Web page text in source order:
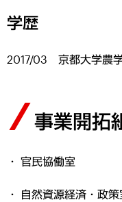
学歴
2017/03 京都大学農
事業開拓
官民協働室
自然資源経済・政策